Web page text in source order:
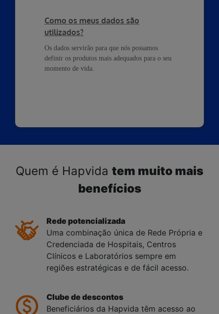
Como os meus dados são
utilizados?
Os dados servirão para que nós possamos
definir os produtos mais adequados para o seu
momento de vida.
Quem é Hapvida tem muito mais
benefícios
Rede potencializada
Uma combinação única de Rede Própria e
Credenciada de Hospitais, Centros
Clínicos e Laboratórios sempre em
regiões estratégicas e de fácil acesso.
Clube de descontos
Beneficiários da Hapvida têm acesso ao